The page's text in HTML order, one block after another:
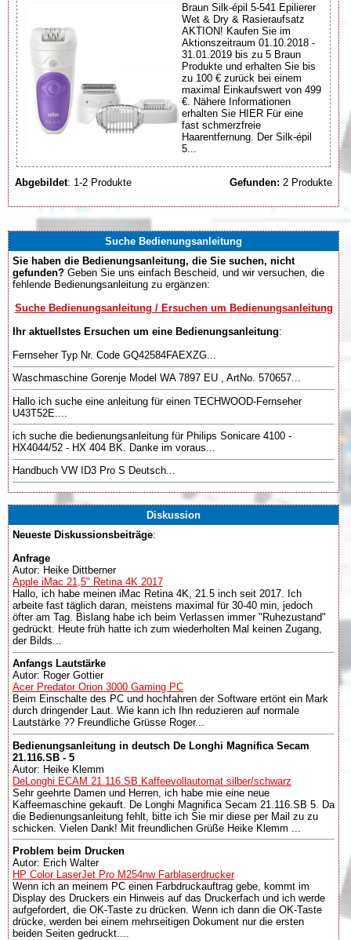
Braun Silk-épil 5-541 Epilierer
Wet & Dry & Rasieraufsatz
AKTION! Kaufen Sie im
Aktionszeitraum 01.10.2018 -
31.01.2019 bis zu 5 Braun
Produkte und erhalten Sie bis
zu 100 € zurück bei einem
maximal Einkaufswert von 499
€. Nähere Informationen
erhalten Sie HIER Für eine
fast schmerzfreie
Haarentfernung. Der Silk-épil
5...
Abgebildet: 1-2 Produkte Gefunden: 2 Produkte
Suche Bedienungsanleitung
Sie haben die Bedienungsanleitung, die Sie suchen, nicht
gefunden? Geben Sie uns einfach Bescheid, und wir versuchen, die
fehlende Bedienungsanleitung zu ergänzen:
Suche Bedienungsanleitung / Ersuchen um Bedienungsanleitung
Ihr aktuellstes Ersuchen um eine Bedienungsanleitung:
Fernseher Typ Nr. Code GQ42584FAEXZG...
Waschmaschine Gorenje Model WA 7897 EU , ArtNo. 570657...
Hallo ich suche eine anleitung für einen TECHWOOD-Fernseher
U43T52E....
ich suche die bedienungsanleitung für Philips Sonicare 4100 -
HX4044/52 - HX 404 BK. Danke im voraus...
Handbuch VW ID3 Pro S Deutsch...
Diskussion
Neueste Diskussionsbeiträge:
Anfrage
Autor: Heike Dittberner
Apple iMac 21,5" Retina 4K 2017
Hallo, ich habe meinen iMac Retina 4K, 21.5 inch seit 2017. Ich
arbeite fast täglich daran, meistens maximal für 30-40 min, jedoch
öfter am Tag. Bislang habe ich beim Verlassen immer "Ruhezustand"
gedrückt. Heute früh hatte ich zum wiederholten Mal keinen Zugang,
der Bilds...
Anfangs Lautstärke
Autor: Roger Gottier
Acer Predator Orion 3000 Gaming PC
Beim Einschalte des PC und hochfahren der Software ertönt ein Mark
durch dringender Laut. Wie kann ich Ihn reduzieren auf normale
Lautstärke ?? Freundliche Grüsse Roger...
Bedienungsanleitung in deutsch De Longhi Magnifica Secam
21.116.SB - 5
Autor: Heike Klemm
DeLonghi ECAM 21.116.SB Kaffeevollautomat silber/schwarz
Sehr geehrte Damen und Herren, ich habe mie eine neue
Kaffeemaschine gekauft. De Longhi Magnifica Secam 21.116.SB 5. Da
die Bedienungsanleitung fehlt, bitte ich Sie mir diese per Mail zu zu
schicken. Vielen Dank! Mit freundlichen Grüße Heike Klemm ...
Problem beim Drucken
Autor: Erich Walter
HP Color LaserJet Pro M254nw Farblaserdrucker
Wenn ich an meinem PC einen Farbdruckauftrag gebe, kommt im
Display des Druckers ein Hinweis auf das Druckerfach und ich werde
aufgefordert, die OK-Taste zu drücken. Wenn ich dann die OK-Taste
drücke, werden bei einem mehrseitigen Dokument nur die ersten
beiden Seiten gedruckt....